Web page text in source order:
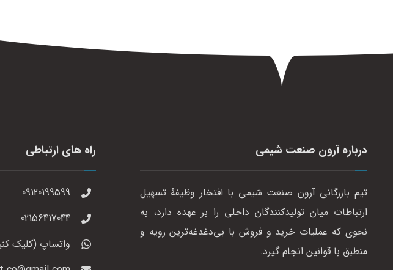
درباره آرون صنعت شیمی
تیم بازرگانی آرون صنعت شیمی با افتخار وظیفهٔ تسهیل
ارتباطات میان تولیدکنندگان داخلی را بر عهده دارد، به
نحوی که عملیات خرید و فروش با بی‌دغدغه‌ترین رویه و
منطبق با قوانین انجام گیرد.
راه های ارتباطی
09120199599
02156417044
واتساپ (کلیک